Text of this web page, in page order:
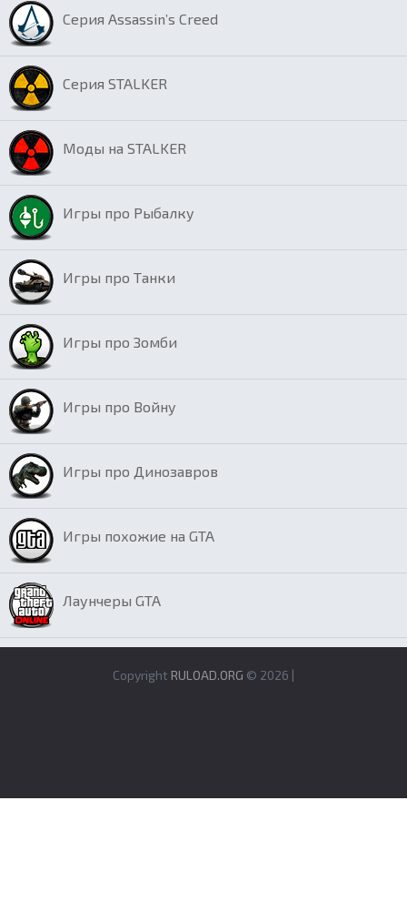
Серия Assassin’s Creed
Серия STALKER
Моды на STALKER
Игры про Рыбалку
Игры про Танки
Игры про Зомби
Игры про Войну
Игры про Динозавров
Игры похожие на GTA
Лаунчеры GTA
Copyright RULOAD.ORG © 2026 |